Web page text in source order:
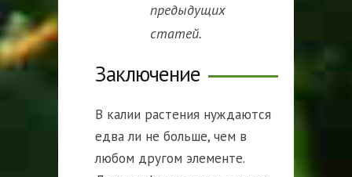
предыдущих
статей.
Заключение
В калии растения нуждаются
едва ли не больше, чем в
любом другом элементе.